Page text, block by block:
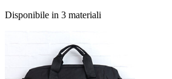
Disponibile in 3 materiali